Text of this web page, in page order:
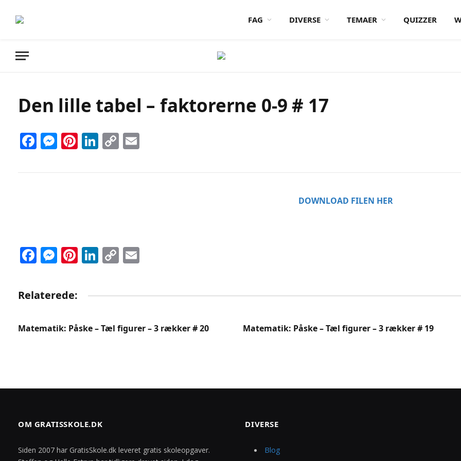
FAG DIVERSE TEMAER QUIZZER
Den lille tabel – faktorerne 0-9 # 17
Facebook
Messenger
Pinterest
LinkedIn
Copy
DOWNLOAD FILEN HER
Facebook
Messenger
Pinterest
LinkedIn
Copy
Relaterede:
Matematik: Påske – Tæl figurer – 3 rækker # 20 Matematik: Påske – Tæl figurer – 3 rækker # 19
OM GRATISSKOLE.DK
Siden 2007 har GratisSkole.dk leveret gratis skoleopgaver.
DIVERSE
Blog